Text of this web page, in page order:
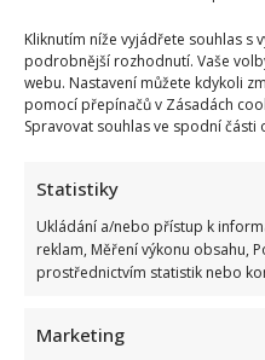
Kliknutím níže vyjádřete souhlas s
podrobnější rozhodnutí. Vaše
webu. Nastavení můžete kdykoli
pomocí přepínačů v Zásadách
Spravovat souhlas ve spodní části
Statistiky
Ukládání a/nebo přístup k
reklam, Měření výkonu obsahu,
prostřednictvím statistik nebo
Marketing